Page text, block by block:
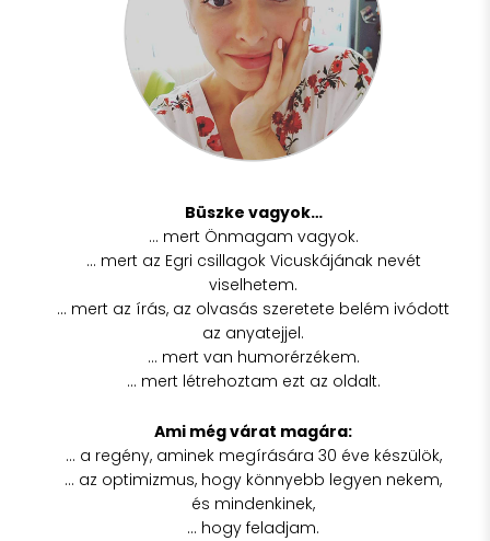
Büszke vagyok…
… mert Önmagam vagyok.
… mert az Egri csillagok Vicuskájának nevét
viselhetem.
… mert az írás, az olvasás szeretete belém ivódott
az anyatejjel.
… mert van humorérzékem.
… mert létrehoztam ezt az oldalt.
Ami még várat magára:
… a regény, aminek megírására 30 éve készülök,
… az optimizmus, hogy könnyebb legyen nekem,
és mindenkinek,
… hogy feladjam.